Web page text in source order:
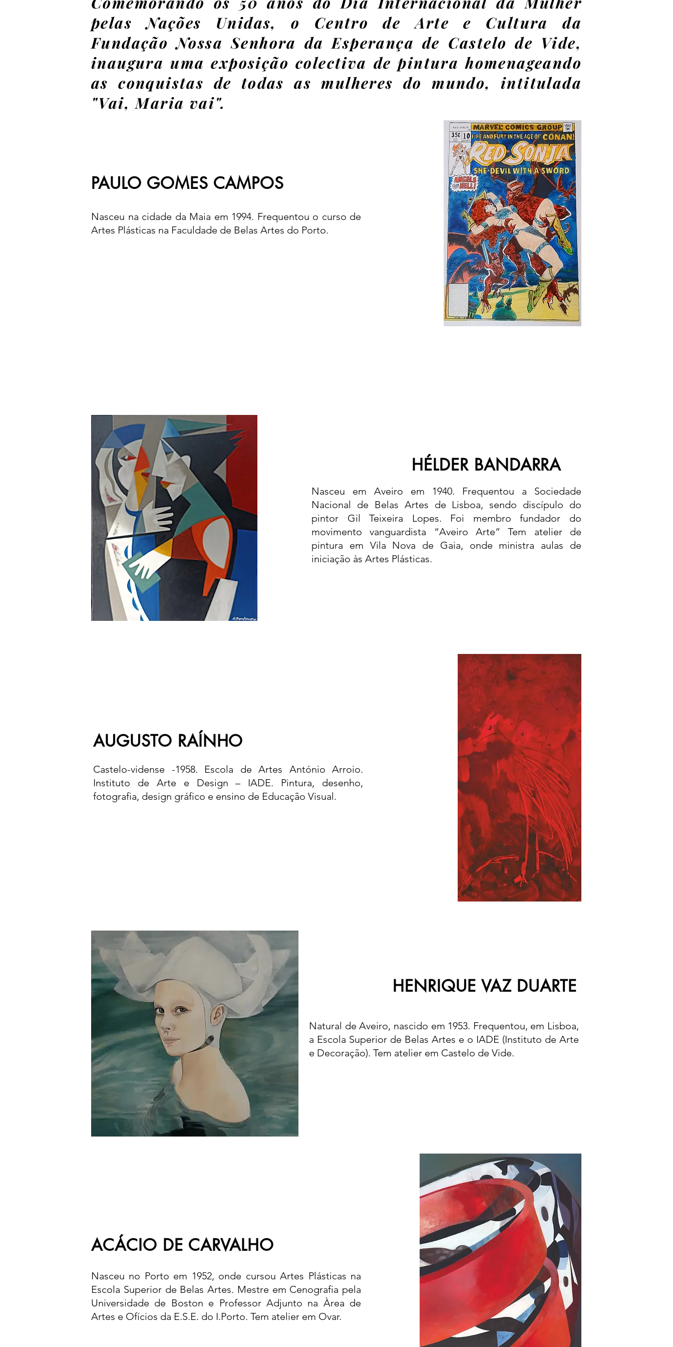
pelas Nações Unidas, o Centro de Arte e Cultura da
Fundação Nossa Senhora da Esperança de Castelo de Vide,
inaugura uma exposição colectiva de pintura homenageando
as conquistas de todas as mulheres do mundo, intitulada
"Vai, Maria vai".
PAULO GOMES CAMPOS
Nasceu na cidade da Maia em 1994. Frequentou o curso de
Artes Plásticas na Faculdade de Belas Artes do Porto.
HÉLDER BANDARRA
Nasceu em Aveiro em 1940. Frequentou a Sociedade
Nacional de Belas Artes de Lisboa, sendo discípulo do
pintor Gil Teixeira Lopes. Foi membro fundador do
movimento vanguardista “Aveiro Arte” Tem atelier de
pintura em Vila Nova de Gaia, onde ministra aulas de
iniciação às Artes Plásticas.
AUGUSTO RAÍNHO
Castelo-vidense -1958. Escola de Artes António Arroio.
Instituto de Arte e Design – IADE. Pintura, desenho,
fotografia, design gráfico e ensino de Educação Visual.
HENRIQUE VAZ DUARTE
Natural de Aveiro, nascido em 1953. Frequentou, em Lisboa,
a Escola Superior de Belas Artes e o IADE (Instituto de Arte
e Decoração). Tem atelier em Castelo de Vide.
ACÁCIO DE CARVALHO
Nasceu no Porto em 1952, onde cursou Artes Plásticas na
Escola Superior de Belas Artes. Mestre em Cenografia pela
Universidade de Boston e Professor Adjunto na Àrea de
Artes e Ofícios da E.S.E. do I.Porto. Tem atelier em Ovar.